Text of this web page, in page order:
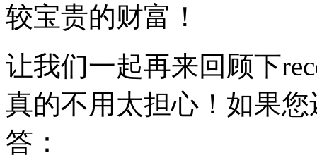
较宝贵的财富！
让我们一起再来回顾下
真的不用太担心！如果
答：